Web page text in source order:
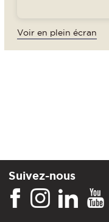
Voir en plein écran
Suivez-nous